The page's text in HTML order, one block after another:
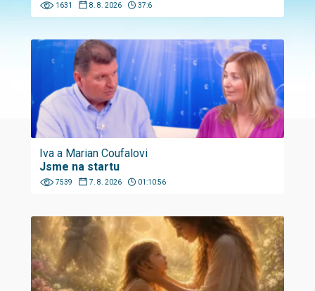
1631 8. 8. 2026 37:6
Iva a Marian Coufalovi
Jsme na startu
7539 7. 8. 2026 01:10:56